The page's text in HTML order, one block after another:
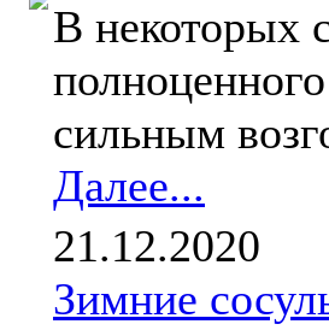
В некоторых
сильным
Далее...
21.12.2020
Зимние